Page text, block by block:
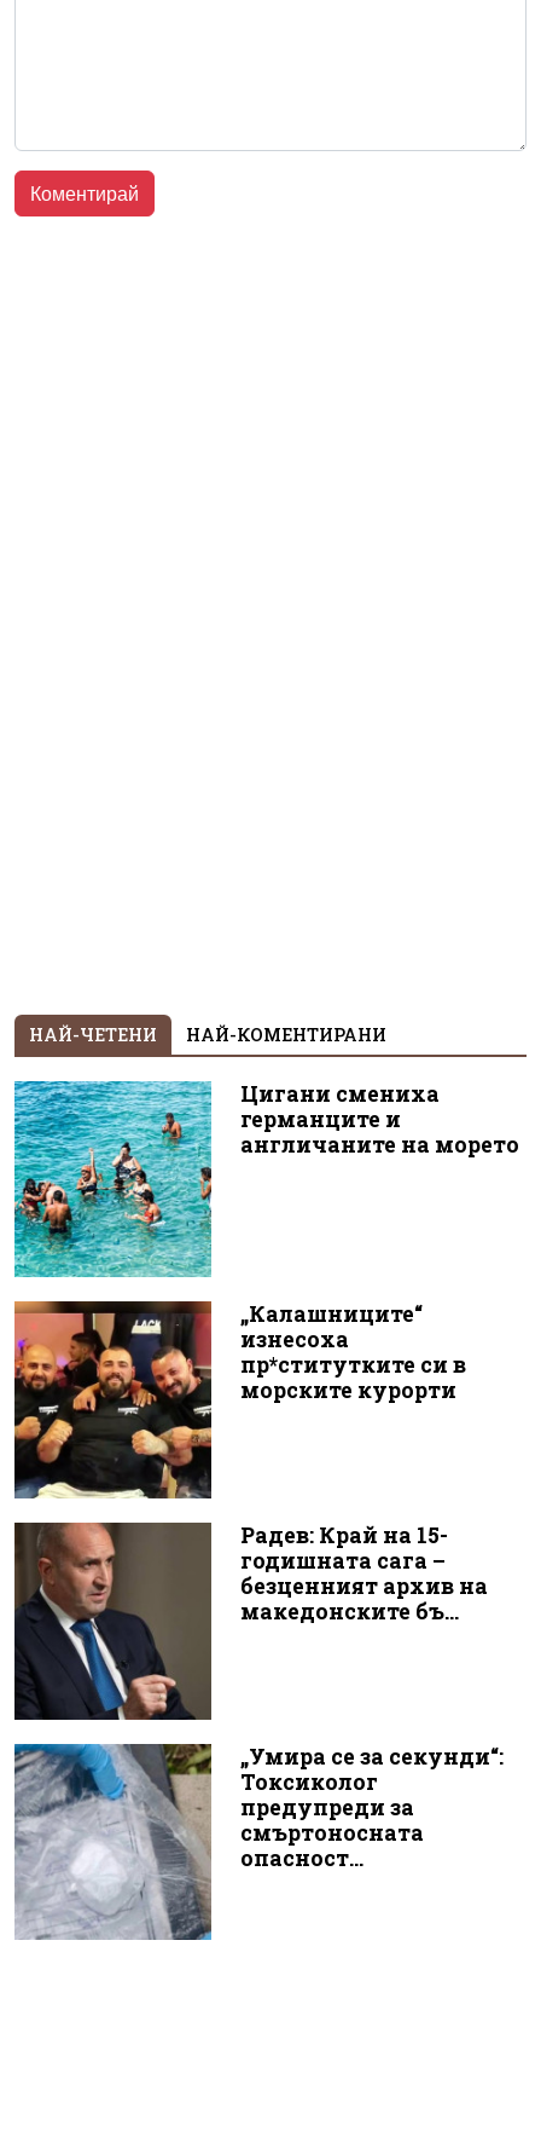
НАЙ-ЧЕТЕНИ НАЙ-КОМЕНТИРАНИ
Цигани смениха
германците и
англичаните на морето
„Калашниците“
изнесоха
пр*ститутките си в
морските курорти
Радев: Край на 15-
годишната сага –
безценният архив на
македонските бъ...
„Умира се за секунди“:
Токсиколог
предупреди за
смъртоносната
опасност...